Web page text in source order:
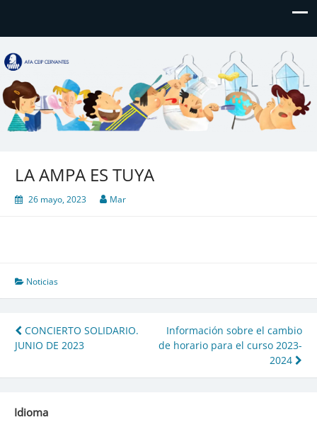
AFA CEIP Cervantes València
AFA CEIP Cervantes València
LA AMPA ES TUYA
26 mayo, 2023 Mar
Noticias
Navegación
de
entradas
CONCIERTO SOLIDARIO.
JUNIO DE 2023
Información sobre el cambio
de horario para el curso 2023-
2024
Idioma